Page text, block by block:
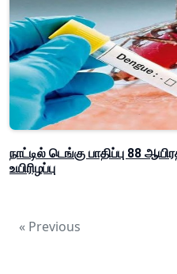
நாட்டில் டெங்கு பாதிப்பு 88
உயிரிழப்பு
« Previous